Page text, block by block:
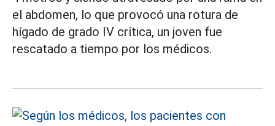
el abdomen, lo que provocó una rotura de
hígado de grado IV crítica, un joven fue
rescatado a tiempo por los médicos.